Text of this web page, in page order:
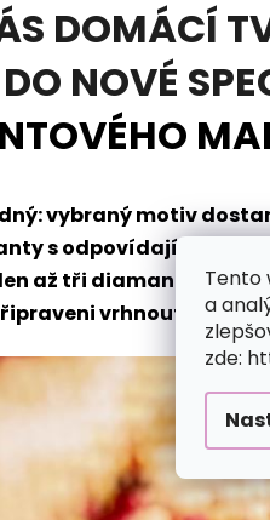
Tento
a
zde:
DOMÁCÍ
NOVÉ
vybraný motiv
s odpovídajícím
až tři diamanty
vrhnout se do